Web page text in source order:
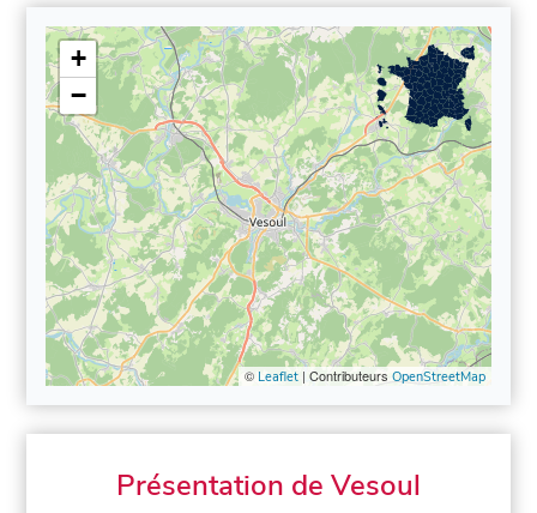
+
−
© Leaflet| Contributeurs OpenStreetMap
Présentation de Vesoul